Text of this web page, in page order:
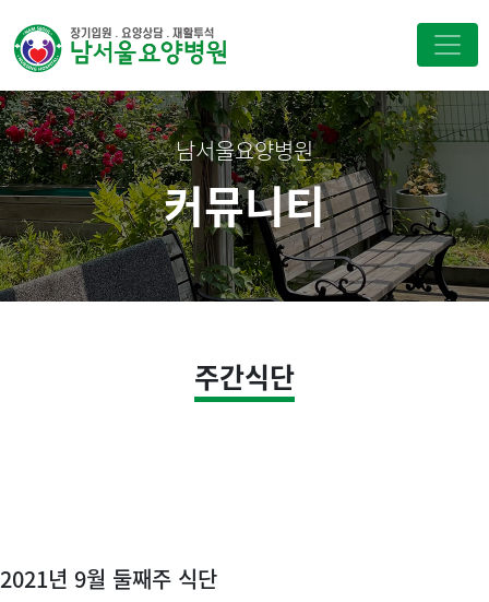
남서울요양병원
커뮤니티
주간식단
2021년 9월 둘째주 식단